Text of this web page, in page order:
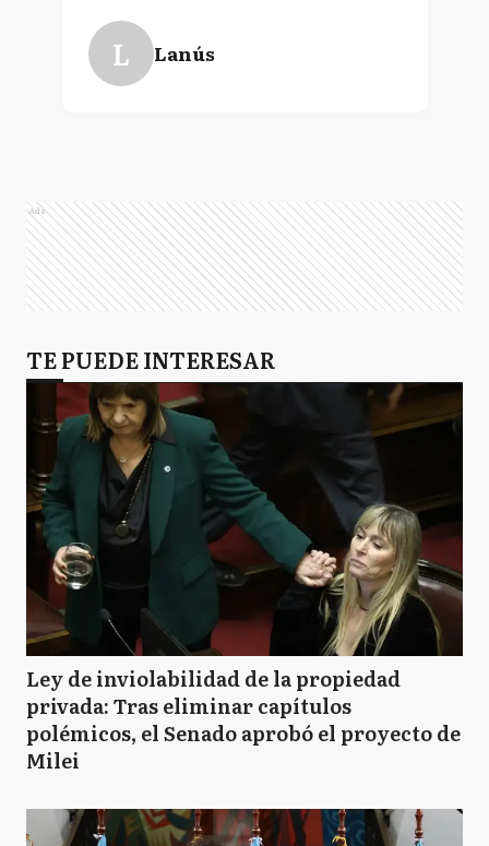
L Lanús
Ads
TE PUEDE INTERESAR
Ley de inviolabilidad de la propiedad
privada: Tras eliminar capítulos
polémicos, el Senado aprobó el proyecto de
Milei